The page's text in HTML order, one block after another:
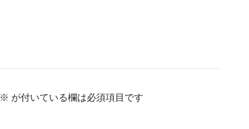
※ が付いている欄は必須項目です